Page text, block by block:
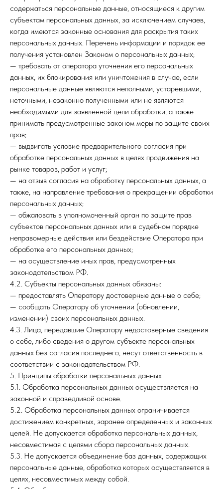
содержаться персональные данные, относящиеся к другим
субъектам персональных данных, за исключением случаев,
когда имеются законные основания для раскрытия таких
персональных данных. Перечень информации и порядок ее
получения установлен Законом о персональных данных;
— требовать от оператора уточнения его персональных
данных, их блокирования или уничтожения в случае, если
персональные данные являются неполными, устаревшими,
неточными, незаконно полученными или не являются
необходимыми для заявленной цели обработки, а также
принимать предусмотренные законом меры по защите своих
прав;
— выдвигать условие предварительного согласия при
обработке персональных данных в целях продвижения на
рынке товаров, работ и услуг;
— на отзыв согласия на обработку персональных данных, а
также, на направление требования о прекращении обработки
персональных данных;
— обжаловать в уполномоченный орган по защите прав
субъектов персональных данных или в судебном порядке
неправомерные действия или бездействие Оператора при
обработке его персональных данных;
— на осуществление иных прав, предусмотренных
законодательством РФ.
4.2. Субъекты персональных данных обязаны:
— предоставлять Оператору достоверные данные о себе;
— сообщать Оператору об уточнении (обновлении,
изменении) своих персональных данных.
4.3. Лица, передавшие Оператору недостоверные сведения
о себе, либо сведения о другом субъекте персональных
данных без согласия последнего, несут ответственность в
соответствии с законодательством РФ.
5. Принципы обработки персональных данных
5.1. Обработка персональных данных осуществляется на
законной и справедливой основе.
5.2. Обработка персональных данных ограничивается
достижением конкретных, заранее определенных и законных
целей. Не допускается обработка персональных данных,
несовместимая с целями сбора персональных данных.
5.3. Не допускается объединение баз данных, содержащих
персональные данные, обработка которых осуществляется в
целях, несовместимых между собой.